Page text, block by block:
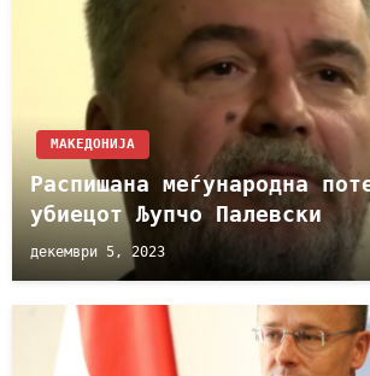
МАКЕДОНИЈА
Распишана меѓународна
убиецот Љупчо Палевски
декември 5, 2023